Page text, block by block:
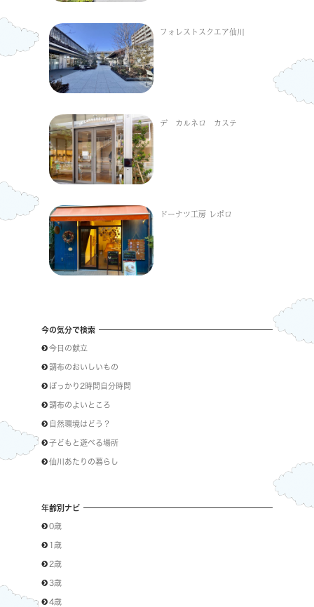
フォレストスクエア仙川
デ カルネロ カステ
ドーナツ工房 レポロ
今の気分で検索
今日の献立
調布のおいしいもの
ぽっかり2時間自分時間
調布のよいところ
自然環境はどう？
子どもと遊べる場所
仙川あたりの暮らし
年齢別ナビ
0歳
1歳
2歳
3歳
4歳